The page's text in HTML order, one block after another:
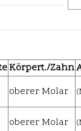
Körpert./Zahn
oberer Molar
oberer Molar